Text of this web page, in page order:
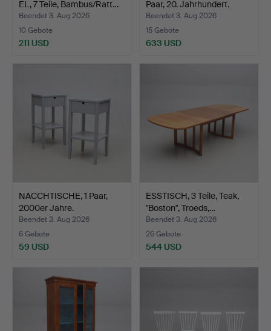
EL, 7 Teile, Bambus/Ratt…
Beendet 3. Aug 2026
10 Gebote
211 USD
Paar, 20. Jahrhundert.
Beendet 3. Aug 2026
15 Gebote
633 USD
NACCHTISCHE, 1 Paar,
2000er Jahre.
Beendet 3. Aug 2026
6 Gebote
59 USD
ESSTISCH, 3 Teile, Teak,
"Boston", Troeds,…
Beendet 3. Aug 2026
26 Gebote
544 USD